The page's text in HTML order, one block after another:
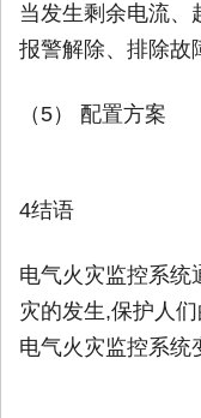
当发生剩余电流、
报警解除、排除故
（5） 配置方案
4结语
电气火灾监控系统
灾的发生,保护人
电气火灾监控系统